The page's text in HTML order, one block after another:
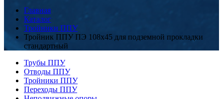
Главная
Каталог
Тройники ППУ
Тройник ППУ ПЭ 108x45 для подземной прокладки
стандартный
Трубы ППУ
Отводы ППУ
Тройники ППУ
Переходы ППУ